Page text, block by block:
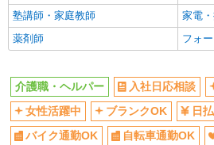
同じ特徴から求人を探す
日払い
車通
塾講師・家庭教師
家電
薬剤師
フォ
介護職・ヘルパー 入社日応相談
女性活躍中
ブランクOK 日
バイク通勤OK
自転車通勤OK